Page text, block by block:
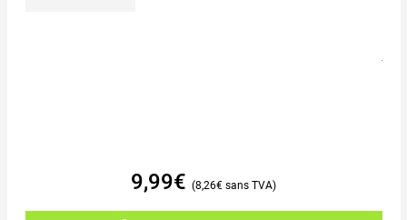
9,99€ 8,26€